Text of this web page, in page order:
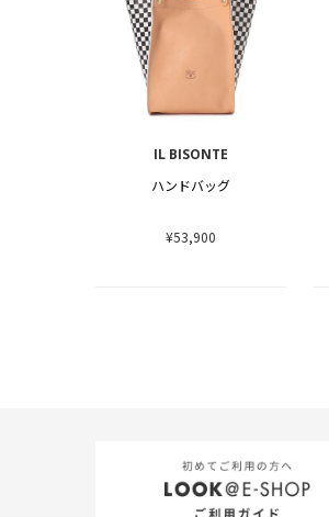
IL BISONTE
ハンドバッグ
¥53,900